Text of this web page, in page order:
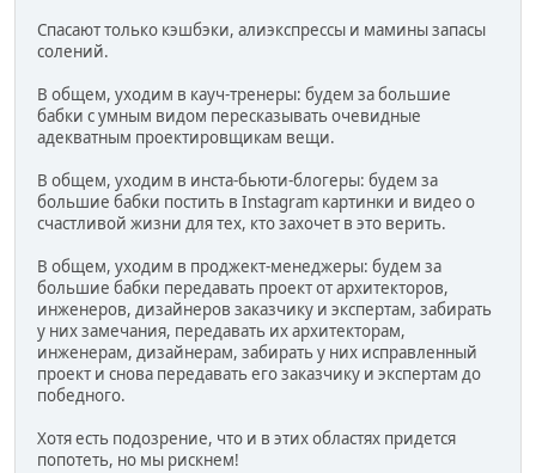
Спасают только кэшбэки, алиэкспрессы и мамины запасы
солений.
В общем, уходим в кауч-тренеры: будем за большие
бабки с умным видом пересказывать очевидные
адекватным проектировщикам вещи.
В общем, уходим в инста-бьюти-блогеры: будем за
большие бабки постить в Instagram картинки и видео о
счастливой жизни для тех, кто захочет в это верить.
В общем, уходим в проджект-менеджеры: будем за
большие бабки передавать проект от архитекторов,
инженеров, дизайнеров заказчику и экспертам, забирать
у них замечания, передавать их архитекторам,
инженерам, дизайнерам, забирать у них исправленный
проект и снова передавать его заказчику и экспертам до
победного.
Хотя есть подозрение, что и в этих областях придется
попотеть, но мы рискнем!